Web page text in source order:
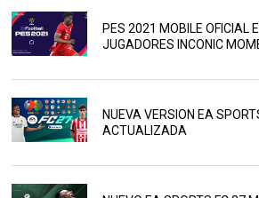
PES 2021 MOBILE OFICIAL
JUGADORES INCONIC
NUEVA VERSION EA
ACTUALIZADA